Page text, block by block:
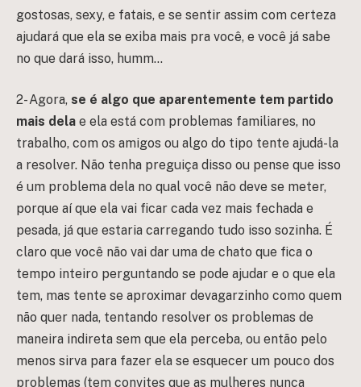
gostosas, sexy, e fatais, e se sentir assim com certeza
ajudará que ela se exiba mais pra você, e você já sabe
no que dará isso, humm…
2- Agora, se é algo que aparentemente tem partido
mais dela e ela está com problemas familiares, no
trabalho, com os amigos ou algo do tipo tente ajudá-la
a resolver. Não tenha preguiça disso ou pense que isso
é um problema dela no qual você não deve se meter,
porque aí que ela vai ficar cada vez mais fechada e
pesada, já que estaria carregando tudo isso sozinha. É
claro que você não vai dar uma de chato que fica o
tempo inteiro perguntando se pode ajudar e o que ela
tem, mas tente se aproximar devagarzinho como quem
não quer nada, tentando resolver os problemas de
maneira indireta sem que ela perceba, ou então pelo
menos sirva para fazer ela se esquecer um pouco dos
problemas (tem convites que as mulheres nunca